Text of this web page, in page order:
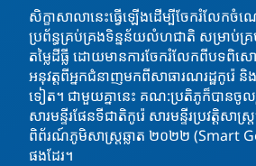
សិក្ខាសាលានេះធ្វើឡើងដើម្បីចែករំលែកចំ
ប្រព័ន្ធគ្រប់គ្រងទិន្នន័យលំហជាតិ សម្រាប់គ្រ
តម្លៃដីធ្លី ដោយមានការចែករំលែកពីបទពិ
អនុវត្តពីអ្នកជំនាញមកពីសាធារណរដ្ឋកូរ៉េ
ទៀត។ ជាមួយគ្នានេះ គណ:ប្រតិភូក៏បានចូ
សារមន្ទីរផែនទីជាតិកូរ៉េ សារមន្ទីរប្រវត្តិស
ពិព័រណ៍ភូមិសាស្ត្រឆ្លាត ២០២២ (Smart
ផងដែរ។